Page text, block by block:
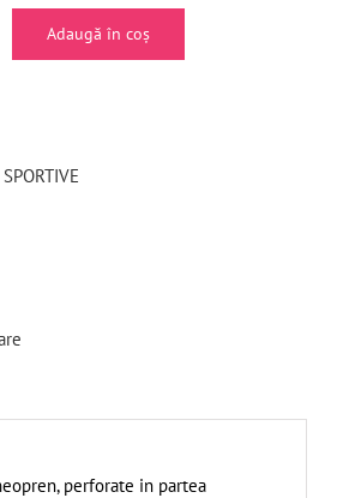
Adaugă în coș
perforate in partea